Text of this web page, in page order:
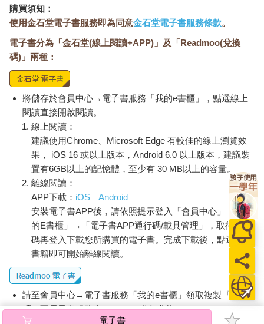
購買須知：
使用金石堂電子書服務即為同意金石堂電子書服務條款。
電子書分為「金石堂(線上閱讀+APP)」及「Readmoo(兌換
碼)」兩種：
將儲存於會員中心→電子書服務「我的e書櫃」，點選線上
閱讀直接開啟閱讀。
線上閱讀：
建議使用Chrome、Microsoft Edge 有較佳的線上瀏覽效
果， iOS 16 或以上版本，Android 6.0 以上版本，建議裝
置有6GB以上的記憶體，至少有 30 MB以上的容量。
離線閱讀：
APP下載： iOS
Android
安裝電子書APP後，請依照提示登入「會員中心」→「我
的E書櫃」→「電子書APP通行碼/載具管理」，取得通行
碼再登入下載您所購買的電子書。完成下載後，點選任一
書籍即可開始離線閱讀。
請至會員中心→電子書服務「我的e書櫃」領取複製『兌換
碼』至電子書服務商Readmoo進行兌換。
電子書